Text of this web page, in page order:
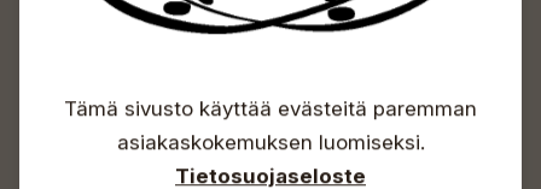
Arkisin 09-18
Lauantaisin 09-16
Info & vaihde
+358 50 388 9592
Tämä sivusto käyttää evästeitä paremman
asiakaskokemuksen luomiseksi.
Tietosuojaseloste